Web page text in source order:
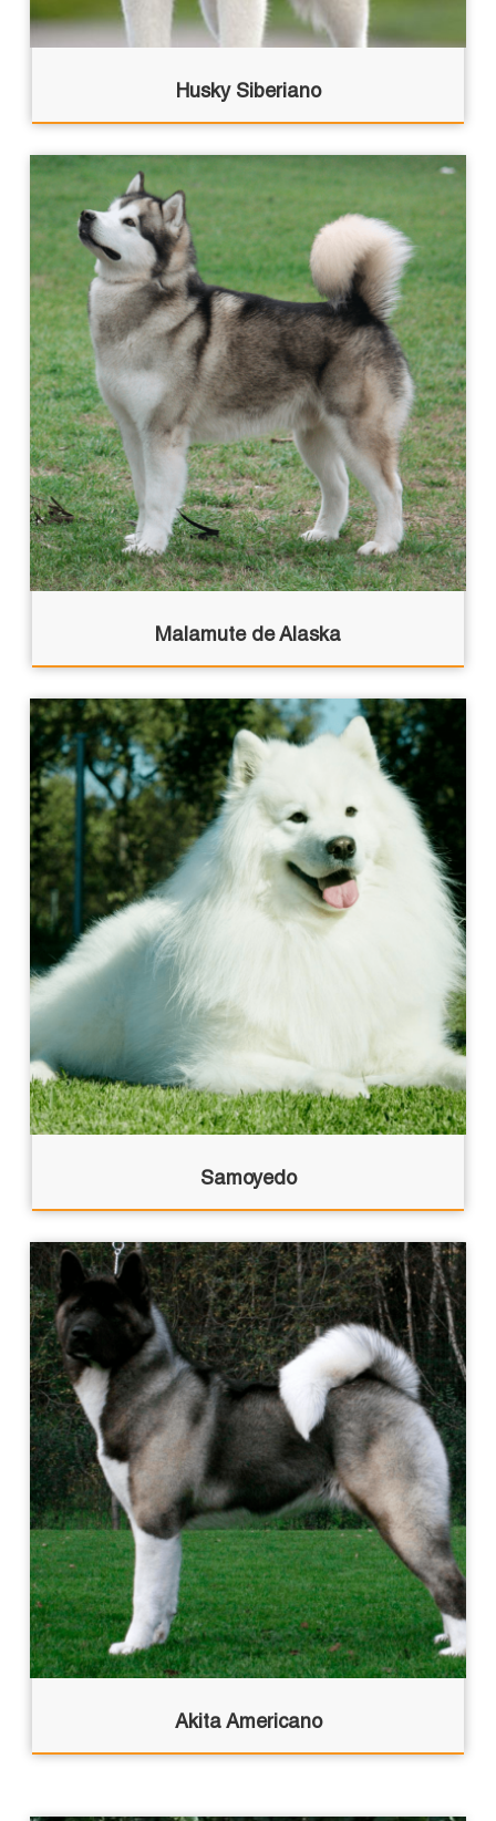
Husky Siberiano
Malamute de Alaska
Samoyedo
Akita Americano